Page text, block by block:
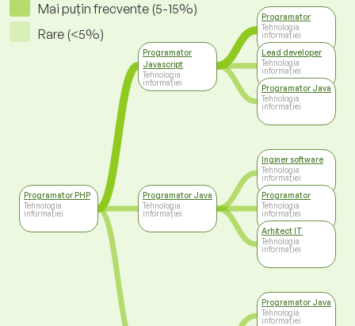
Mai puțin frecvente (5-15%)
Rare (<5%)
Programator PHP
Tehnologia
informației
Programator
Javascript
Tehnologia
informației
Programator Java
Tehnologia
informației
Programator
Tehnologia
informației
Lead developer
Tehnologia
informației
Programator Java
Tehnologia
informației
Inginer software
Tehnologia
informației
Programator
Tehnologia
informației
Arhitect IT
Tehnologia
informației
Programator Java
Tehnologia
informației